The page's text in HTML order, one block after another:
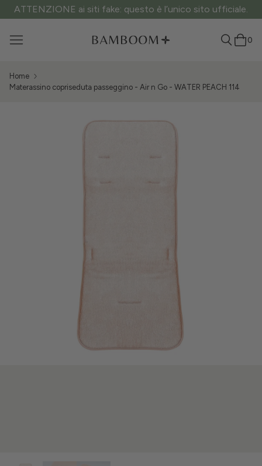
ufficiale. Spedizione gratuita sopra i 60€ di
0
Home
Materassino copriseduta passeggino - Air n Go - WATER PEACH 114